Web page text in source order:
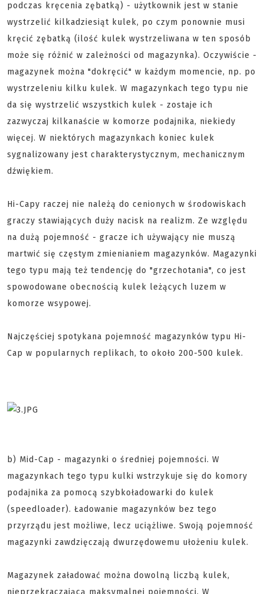
podczas kręcenia zębatką) - użytkownik jest w stanie
wystrzelić kilkadziesiąt kulek, po czym ponownie musi
kręcić zębatką (ilość kulek wystrzeliwana w ten sposób
może się różnić w zależności od magazynka). Oczywiście -
magazynek można "dokręcić" w każdym momencie, np. po
wystrzeleniu kilku kulek. W magazynkach tego typu nie
da się wystrzelić wszystkich kulek - zostaje ich
zazwyczaj kilkanaście w komorze podajnika, niekiedy
więcej. W niektórych magazynkach koniec kulek
sygnalizowany jest charakterystycznym, mechanicznym
dźwiękiem.
Hi-Capy raczej nie należą do cenionych w środowiskach
graczy stawiających duży nacisk na realizm. Ze względu
na dużą pojemność - gracze ich używający nie muszą
martwić się częstym zmienianiem magazynków. Magazynki
tego typu mają też tendencję do "grzechotania", co jest
spowodowane obecnością kulek leżących luzem w
komorze wsypowej.
Najczęściej spotykana pojemność magazynków typu Hi-
Cap w popularnych replikach, to około 200-500 kulek.
b) Mid-Cap - magazynki o średniej pojemności. W
magazynkach tego typu kulki wstrzykuje się do komory
podajnika za pomocą szybkoładowarki do kulek
(speedloader). Ładowanie magazynków bez tego
przyrządu jest możliwe, lecz uciążliwe. Swoją pojemność
magazynki zawdzięczają dwurzędowemu ułożeniu kulek.
Magazynek załadować można dowolną liczbą kulek,